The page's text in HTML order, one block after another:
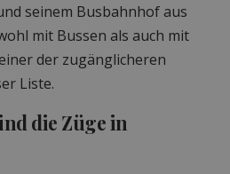
seinem Busbahnhof aus
mit Bussen als auch mit
der zugänglicheren
Liste.
die Züge in